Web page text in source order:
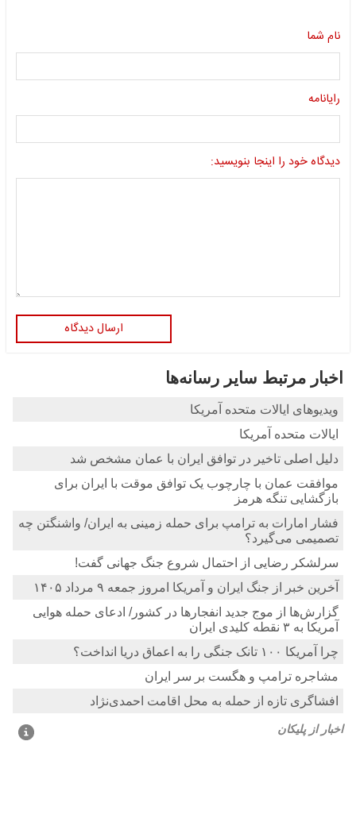
نام شما
رایانامه
دیدگاه خود را اینجا بنویسید:
ارسال دیدگاه